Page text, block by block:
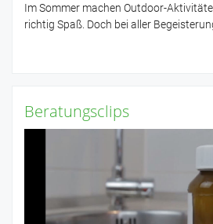
Im Sommer machen Outdoor-
richtig Spaß. Doch bei aller Begeisterung
Beratungsclips